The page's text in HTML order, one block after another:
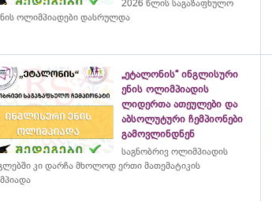
2026 წლის საგაზაფხულო
ოლიმპიადები დასრულდა
„ეტალონის“ ინგლისური
ენის ოლიმპიადის
ლიდერთა ათეულები და
აბსოლუტური ჩემპიონები
გამოვლინდნენ
საგნობრივ ოლიმპიადის
კი დარჩა მხოლოდ ერთი მათემატიკის